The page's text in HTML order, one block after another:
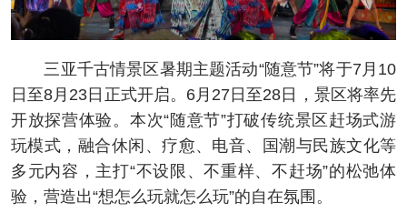
三亚千古情景区暑期主题活动“随意节”将于7月10
日至8月23日正式开启。6月27日至28日，景区将率先
开放探营体验。本次“随意节”打破传统景区赶场式游
玩模式，融合休闲、疗愈、电音、国潮与民族文化等
多元内容，主打“不设限、不重样、不赶场”的松弛体
验，营造出“想怎么玩就怎么玩”的自在氛围。